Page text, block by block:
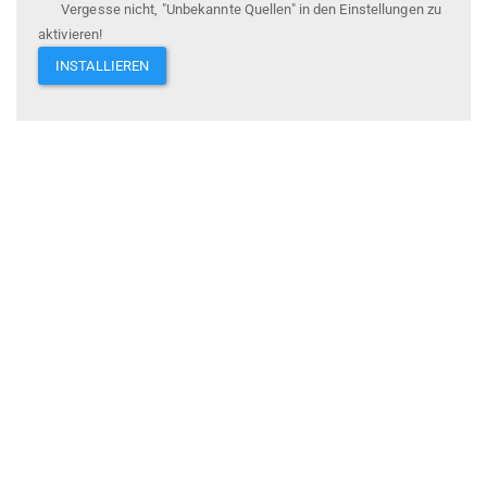
Vergesse nicht, "Unbekannte Quellen" in den Einstellungen zu
aktivieren!
INSTALLIEREN